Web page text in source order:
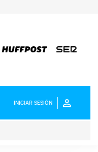
INICIAR SESIÓN